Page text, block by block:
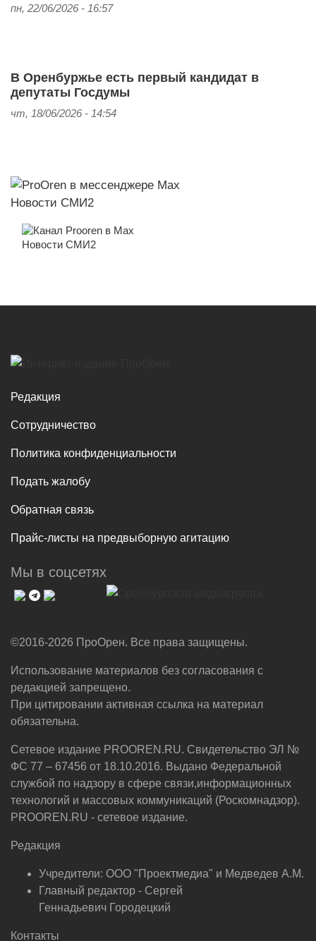
пн, 22/06/2026 - 16:57
В Оренбуржье есть первый кандидат в
депутаты Госдумы
чт, 18/06/2026 - 14:54
Новости СМИ2
Новости СМИ2
Редакция
Сотрудничество
Политика конфиденциальности
Подать жалобу
Обратная связь
Прайс-листы на предвыборную агитацию
Мы в соцсетях
©2016-2026 ПроОрен. Все права защищены.
Использование материалов без согласования с
редакцией запрещено.
При цитировании активная ссылка на материал
обязательна.
Сетевое издание PROOREN.RU. Свидетельство ЭЛ №
ФС 77 – 67456 от 18.10.2016. Выдано Федеральной
службой по надзору в сфере связи,информационных
технологий и массовых коммуникаций (Роскомнадзор).
PROOREN.RU - сетевое издание.
Редакция
Учредители: ООО "Проектмедиа" и Медведев А.М.
Главный редактор - Сергей
Геннадьевич Городецкий
Контакты